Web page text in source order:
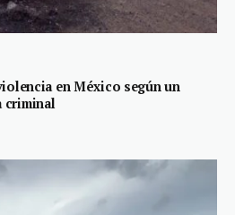
en México según un
criminal